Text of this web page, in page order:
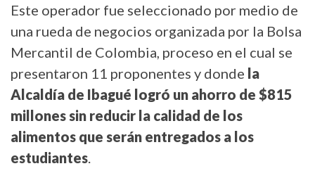
Este operador fue seleccionado por medio de
una rueda de negocios organizada por la Bolsa
Mercantil de Colombia, proceso en el cual se
presentaron 11 proponentes y donde la
Alcaldía de Ibagué logró un ahorro de $815
millones sin reducir la calidad de los
alimentos que serán entregados a los
estudiantes.